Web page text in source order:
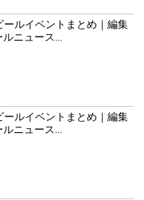
ールイベントまとめ｜編集
ニュース...
ールイベントまとめ｜編集
ニュース...